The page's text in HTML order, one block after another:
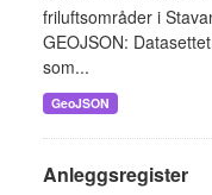
friluftsområder i
GEOJSON:
som...
GeoJSON
Anleggsregister